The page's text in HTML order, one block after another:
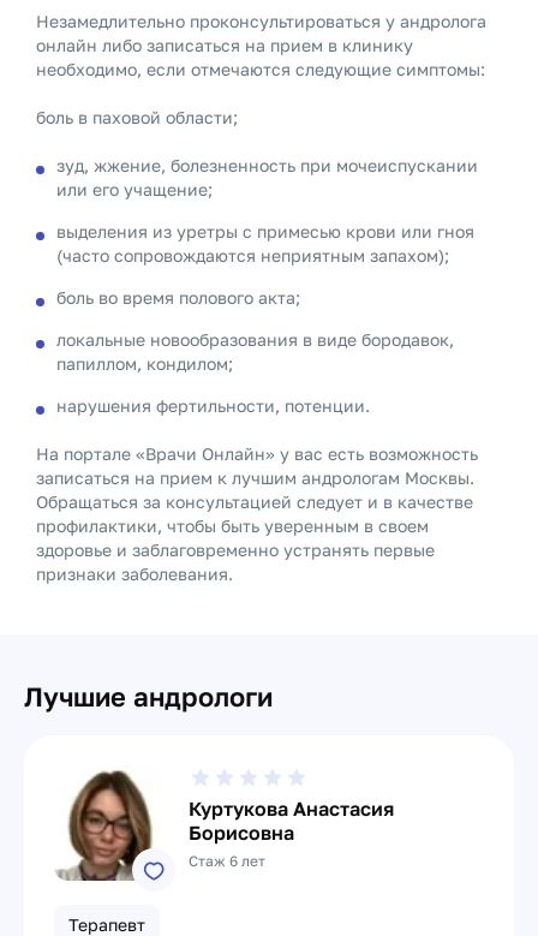
Незамедлительно проконсультироваться у андролога
онлайн либо записаться на прием в клинику
необходимо, если отмечаются следующие симптомы:
боль в паховой области;
зуд, жжение, болезненность при мочеиспускании
или его учащение;
выделения из уретры с примесью крови или гноя
(часто сопровождаются неприятным запахом);
боль во время полового акта;
локальные новообразования в виде бородавок,
папиллом, кондилом;
нарушения фертильности, потенции.
На портале «Врачи Онлайн» у вас есть возможность
записаться на прием к лучшим андрологам Москвы.
Обращаться за консультацией следует и в качестве
профилактики, чтобы быть уверенным в своем
здоровье и заблаговременно устранять первые
признаки заболевания.
Лучшие андрологи
Куртукова Анастасия
Борисовна
Стаж 6 лет
Терапевт